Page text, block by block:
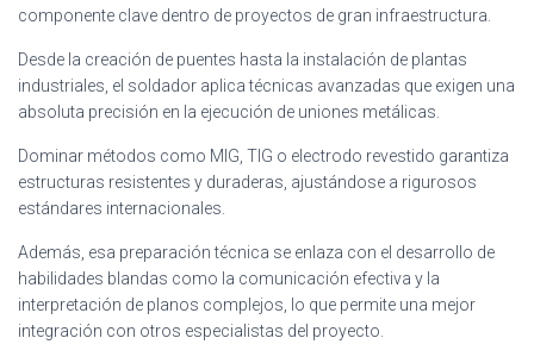
componente clave dentro de proyectos de gran infraestructura.
Desde la creación de puentes hasta la instalación de plantas
industriales, el soldador aplica técnicas avanzadas que exigen una
absoluta precisión en la ejecución de uniones metálicas.
Dominar métodos como MIG, TIG o electrodo revestido garantiza
estructuras resistentes y duraderas, ajustándose a rigurosos
estándares internacionales.
Además, esa preparación técnica se enlaza con el desarrollo de
habilidades blandas como la comunicación efectiva y la
interpretación de planos complejos, lo que permite una mejor
integración con otros especialistas del proyecto.